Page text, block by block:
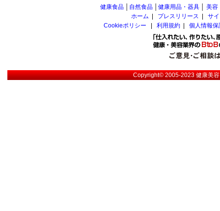
健康食品 自然食品 健康用品・器具 美容
ホーム
プレスリリース
サ
Cookieポリシー
利用規約 個人情報
Copyright© 2005-2023健康美